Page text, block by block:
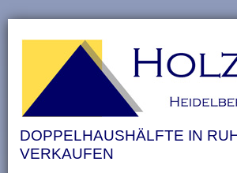
DOPPELHAUSHÄLFTE IN
VERKAUFEN